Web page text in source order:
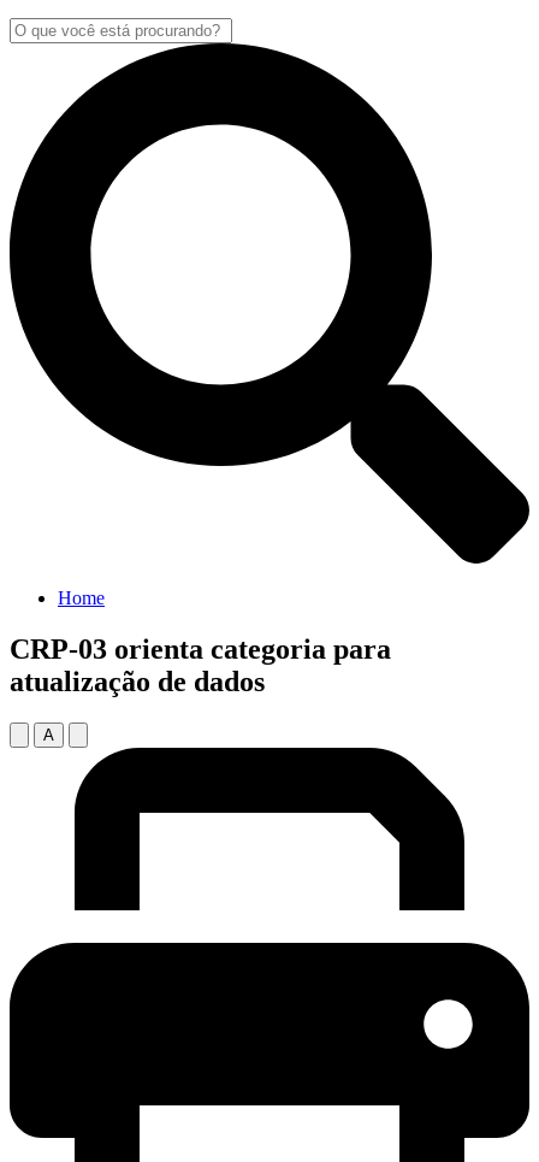
Home
CRP-03 orienta categoria para
atualização de dados
A